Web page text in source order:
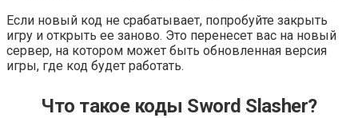
Если новый код не срабатывает, попробуйте закрыть
игру и открыть ее заново. Это перенесет вас на новый
сервер, на котором может быть обновленная версия
игры, где код будет работать.
Что такое коды Sword Slasher?